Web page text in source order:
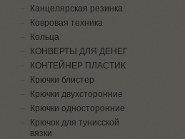
Канцелярская резинка
Ковровая техника
Кольца
КОНВЕРТЫ ДЛЯ ДЕНЕГ
КОНТЕЙНЕР ПЛАСТИК
Крючки блистер
Крючки двухсторонние
Крючки односторонние
Крючок для тунисской
вязки